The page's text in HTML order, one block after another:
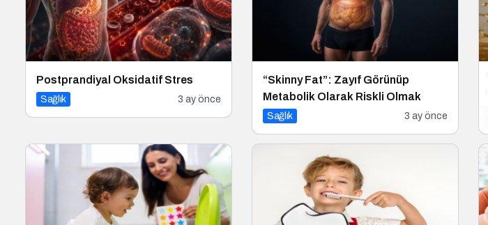
Postprandiyal Oksidatif Stres
Sağlık 3 ay önce
“Skinny Fat”: Zayıf Görünüp
Metabolik Olarak Riskli Olmak
Sağlık 3 ay önce